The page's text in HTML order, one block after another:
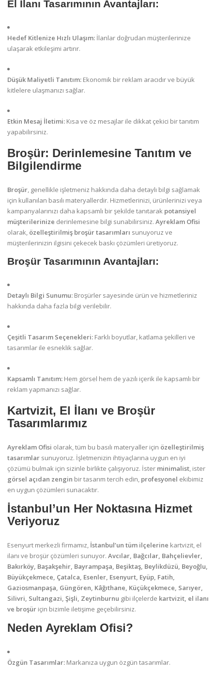
El İlanı Tasarımının Avantajları:
Hedef Kitlenize Hızlı Ulaşım: İlanlar doğrudan müşterilerinize
ulaşarak etkileşimi artırır.
Düşük Maliyetli Tanıtım: Ekonomik bir reklam aracıdır ve büyük
kitlelere ulaşmanızı sağlar.
Etkin Mesaj İletimi: Kısa ve öz mesajlar ile dikkat çekici bir tanıtım
yapabilirsiniz.
Broşür: Derinlemesine Tanıtım ve
Bilgilendirme
Broşür, genellikle işletmeniz hakkında daha detaylı bilgi sağlamak
için kullanılan basılı materyallerdir. Hizmetlerinizi, ürünlerinizi veya
kampanyalarınızı daha kapsamlı bir şekilde tanıtarak potansiyel
müşterilerinize derinlemesine bilgi sunabilirsiniz. Ayreklam Ofisi
olarak, özelleştirilmiş broşür tasarımları sunuyoruz ve
müşterilerinizin ilgisini çekecek baskı çözümleri üretiyoruz.
Broşür Tasarımının Avantajları:
Detaylı Bilgi Sunumu: Broşürler sayesinde ürün ve hizmetleriniz
hakkında daha fazla bilgi verilebilir.
Çeşitli Tasarım Seçenekleri: Farklı boyutlar, katlama şekilleri ve
tasarımlar ile esneklik sağlar.
Kapsamlı Tanıtım: Hem görsel hem de yazılı içerik ile kapsamlı bir
reklam yapmanızı sağlar.
Kartvizit, El İlanı ve Broşür
Tasarımlarımız
Ayreklam Ofisi olarak, tüm bu basılı materyaller için özelleştirilmiş
tasarımlar sunuyoruz. İşletmenizin ihtiyaçlarına uygun en iyi
çözümü bulmak için sizinle birlikte çalışıyoruz. İster minimalist, ister
görsel açıdan zengin bir tasarım tercih edin, profesyonel ekibimiz
en uygun çözümleri sunacaktır.
İstanbul’un Her Noktasına Hizmet
Veriyoruz
Esenyurt merkezli firmamız, İstanbul’un tüm ilçelerine kartvizit, el
ilanı ve broşür çözümleri sunuyor. Avcılar, Bağcılar, Bahçelievler,
Bakırköy, Başakşehir, Bayrampaşa, Beşiktaş, Beylikdüzü, Beyoğlu,
Büyükçekmece, Çatalca, Esenler, Esenyurt, Eyüp, Fatih,
Gaziosmanpaşa, Güngören, Kâğıthane, Küçükçekmece, Sarıyer,
Silivri, Sultangazi, Şişli, Zeytinburnu gibi ilçelerde kartvizit, el ilanı
ve broşür için bizimle iletişime geçebilirsiniz.
Neden Ayreklam Ofisi?
Özgün Tasarımlar: Markanıza uygun özgün tasarımlar.